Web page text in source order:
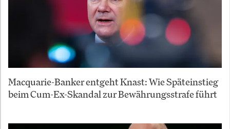
Macquarie-Banker entgeht Knast: Wie Späteinstieg
beim Cum-Ex-Skandal zur Bewährungsstrafe führt